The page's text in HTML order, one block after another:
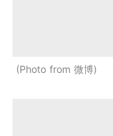
Photo from 微博